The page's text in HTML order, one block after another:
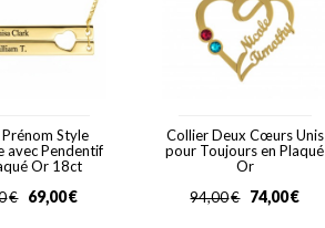
Style
avec Pendentif
Or 18ct
€
€
69,00
Collier Deux Cœurs Unis
pour Toujours en Plaqué
Or
€
94,00 €
74,00